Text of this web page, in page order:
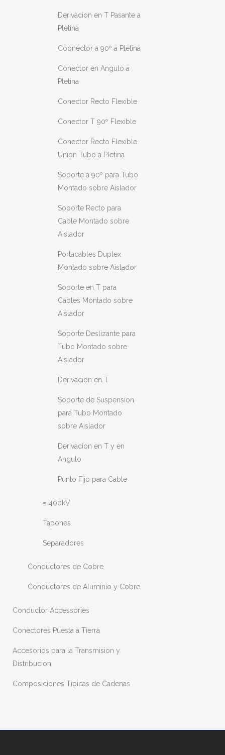
Derivacion en T Pasante a
Pletina
Coonector a 90º a Pletina
Conector en Angulo a
Pletina
Conector Recto Flexible
Conector T 90º Flexible
Conector Recto Flexible
Union Tubo a Pletina
Soporte a 90º para Tubo
Montado sobre Aislador
Soporte Recto para
Cable Montado sobre
Aislador
Portacables Duplex
Montado sobre Aislador
Soporte en T para
Cables Montado sobre
Aislador
Soporte Deslizante para
Tubo Montado sobre
Aislador
Derivacion en T
Soporte de Suspension
para Tubo Montado
sobre Aislador
Derivacion en T y en
Angulo
Punto Fijo para Cable
≤ 400kV
Tapones
Separadores
Conductores de Cobre
Conductores de Aluminio y Cobre
Conductor Accessories
Conectores Puesta a Tierra
Accesorios para la Transmision y
Distribucion
Composiciones Tipicas de Cadenas